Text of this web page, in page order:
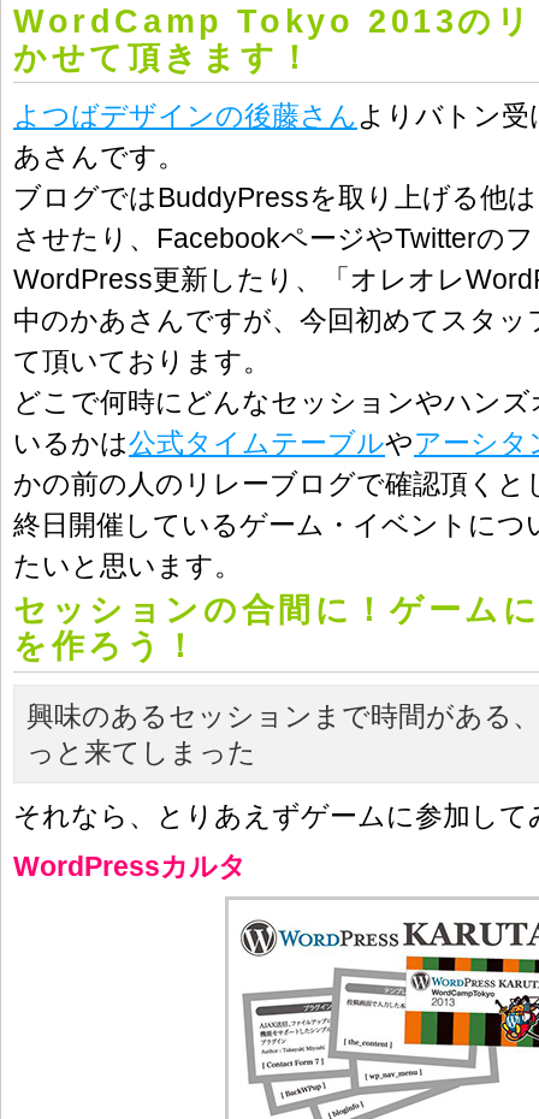
WordCamp Tokyo 2013のリ
かせて頂きます！
よつばデザインの後藤さんよりバトン
あさんです。
ブログではBuddyPressを取り上げる他
させたり、FacebookページやTwitterの
WordPress更新したり、「オレオレ
中のかあさんですが、今回初めてスタッ
て頂いております。
どこで何時にどんなセッションやハン
いるかは公式タイムテーブルやアーシタ
かの前の人のリレーブログで確認頂くと
終日開催しているゲーム・イベントにつ
たいと思います。
セッションの合間に！ゲーム
を作ろう！
興味のあるセッションまで時間がある
っと来てしまった
それなら、とりあえずゲームに参加して
WordPressカルタ